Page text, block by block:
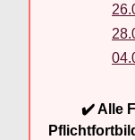
✔️ Alle